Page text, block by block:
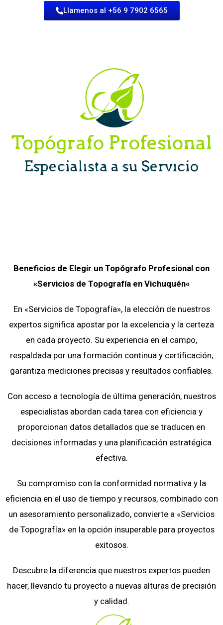
Llamenos al +56 9 7902 6565
Beneficios de Elegir un Topógrafo Profesional con
«Servicios de Topografía en Vichuquén«
En «Servicios de Topografía», la elección de nuestros
expertos significa apostar por la excelencia y la certeza
en cada proyecto. Su experiencia en el campo,
respaldada por una formación continua y certificación,
garantiza mediciones precisas y resultados confiables.
Con acceso a tecnología de última generación, nuestros
especialistas abordan cada tarea con eficiencia y
proporcionan datos detallados que se traducen en
decisiones informadas y una planificación estratégica
efectiva.
Su compromiso con la conformidad normativa y la
eficiencia en el uso de tiempo y recursos, combinado con
un asesoramiento personalizado, convierte a «Servicios
de Topografía» en la opción insuperable para proyectos
exitosos.
Descubre la diferencia que nuestros expertos pueden
hacer, llevando tu proyecto a nuevas alturas de precisión
y calidad.